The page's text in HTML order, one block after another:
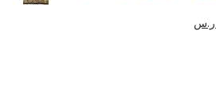
ر.سالسعر